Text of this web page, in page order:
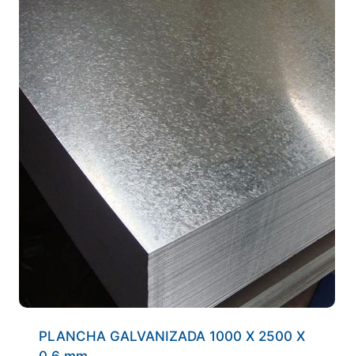
cantidad
PLANCHA GALVANIZADA 1000 X 2500 X